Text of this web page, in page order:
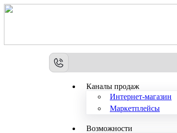
Каналы продаж
Интернет-магазин
Маркетплейсы
Возможности